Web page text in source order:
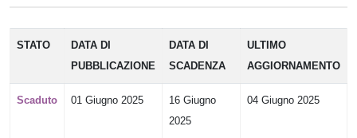
STATO
DATA DI
PUBBLICAZIONE
DATA DI
SCADENZA
ULTIMO
AGGIORNAMENTO
Scaduto 01 Giugno 2025
16 Giugno
2025
04 Giugno 2025